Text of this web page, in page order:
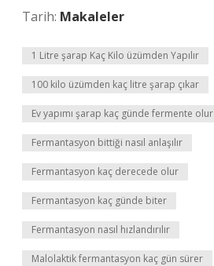
Tarih: Makaleler
1 Litre şarap Kaç Kilo üzümden Yapılır
100 kilo üzümden kaç litre şarap çıkar
Ev yapımı şarap kaç günde fermente olur
Fermantasyon bittiği nasıl anlaşılır
Fermantasyon kaç derecede olur
Fermantasyon kaç günde biter
Fermantasyon nasıl hızlandırılır
Malolaktik fermantasyon kaç gün sürer